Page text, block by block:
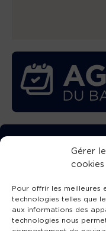
Gérer
cookies
Pour offrir les meilleures
technologies telles que
aux informations des
technologies nous